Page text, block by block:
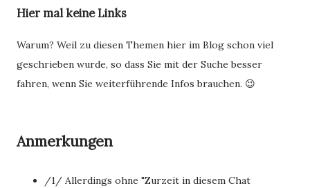
Hier mal keine Links
Warum? Weil zu diesen Themen hier im Blog schon viel
geschrieben wurde, so dass Sie mit der Suche besser
fahren, wenn Sie weiterführende Infos brauchen. 😉
Anmerkungen
/1/ Allerdings ohne "Zurzeit in diesem Chat